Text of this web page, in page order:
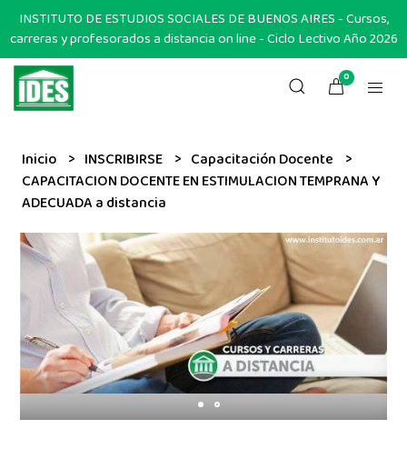
INSTITUTO DE ESTUDIOS SOCIALES DE BUENOS AIRES - Cursos,
carreras y profesorados a distancia on line - Ciclo Lectivo Año 2026
0
Inicio INSCRIBIRSE
Capacitación Docente
CAPACITACION DOCENTE EN ESTIMULACION TEMPRANA Y
ADECUADA a distancia